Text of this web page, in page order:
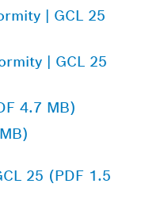
| GCL 25
| GCL 25
4.7 MB)
25 (PDF 1.5